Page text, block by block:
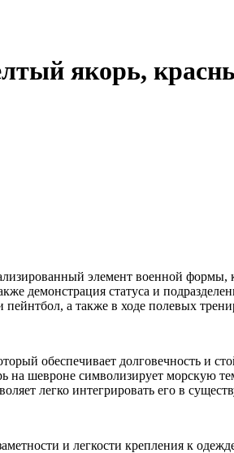
якорь,
элемент военной формы,
демонстрация статуса и
а также в ходе полевых
обеспечивает долговечность и
шевроне символизирует морскую
легко интегрировать его в
и легкости крепления к